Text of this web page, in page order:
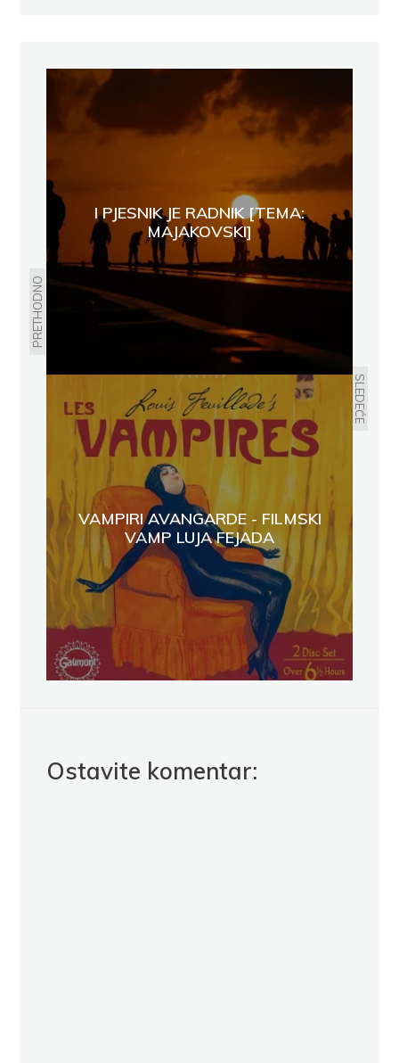
PRETHODNO
I PJESNIK JE RADNIK [TEMA:
MAJAKOVSKI]
SLEDEĆE
VAMPIRI AVANGARDE - FILMSKI
VAMP LUJA FEJADA
Ostavite komentar: